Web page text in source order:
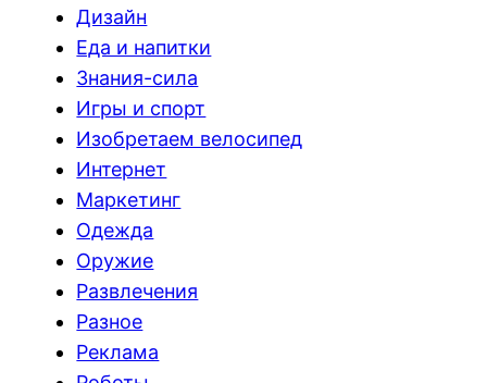
Дизайн
Еда и напитки
Знания-сила
Игры и спорт
Изобретаем велосипед
Интернет
Маркетинг
Одежда
Оружие
Развлечения
Разное
Реклама